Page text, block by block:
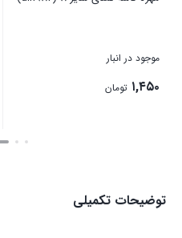
موجود در انبار
۱,۴۵۰ تومان
توضیحات تکمیلی